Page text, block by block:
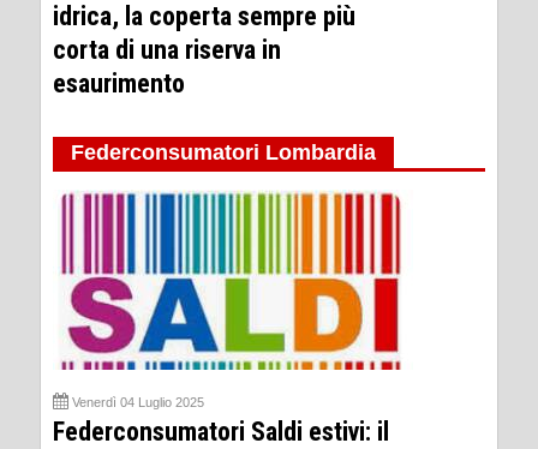
idrica, la coperta sempre più
corta di una riserva in
esaurimento
Federconsumatori Lombardia
Venerdì 04 Luglio 2025
Federconsumatori Saldi estivi: il